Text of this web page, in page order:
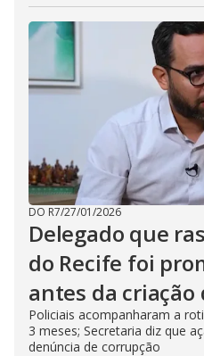
DO R7/27/01/2026
Delegado que
do Recife foi
antes da criação
Policiais acompanharam a
3 meses; Secretaria diz que
denúncia de corrupção